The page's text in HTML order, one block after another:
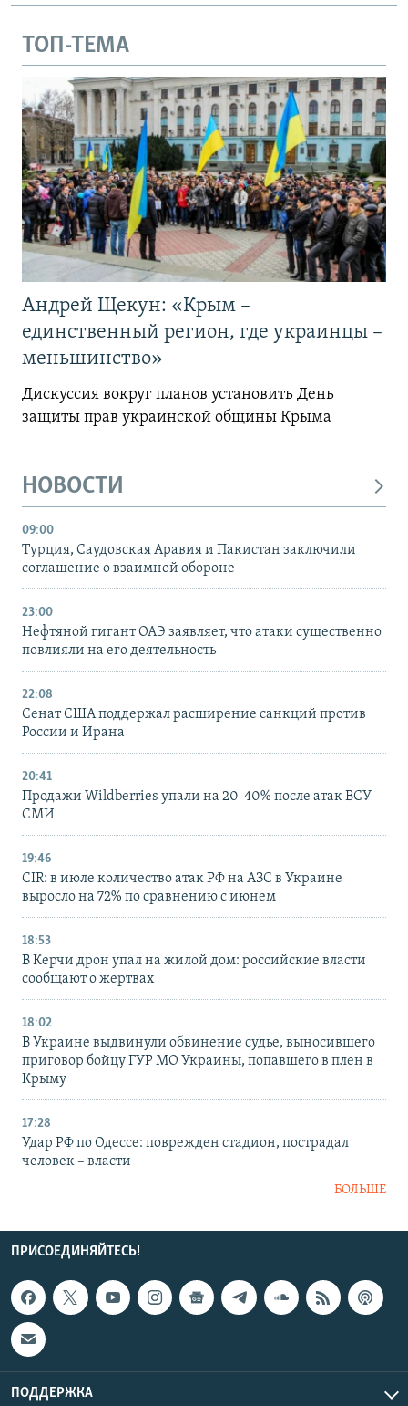
ТОП-ТЕМА
Андрей Щекун: «Крым –
единственный регион, где украинцы –
меньшинство»
Дискуссия вокруг планов установить День
защиты прав украинской общины Крыма
НОВОСТИ
09:00
Турция, Саудовская Аравия и Пакистан заключили
соглашение о взаимной обороне
23:00
Нефтяной гигант ОАЭ заявляет, что атаки существенно
повлияли на его деятельность
22:08
Сенат США поддержал расширение санкций против
России и Ирана
20:41
Продажи Wildberries упали на 20-40% после атак ВСУ –
СМИ
19:46
CIR: в июле количество атак РФ на АЗС в Украине
выросло на 72% по сравнению с июнем
18:53
В Керчи дрон упал на жилой дом: российские власти
сообщают о жертвах
18:02
В Украине выдвинули обвинение судье, выносившего
приговор бойцу ГУР МО Украины, попавшего в плен в
Крыму
17:28
Удар РФ по Одессе: поврежден стадион, пострадал
человек – власти
БОЛЬШЕ
ПРИСОЕДИНЯЙТЕСЬ!
ПОДДЕРЖКА